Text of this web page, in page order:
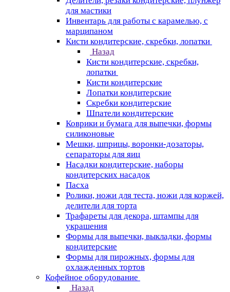
для мастики
Инвентарь для работы с карамелью, с
марципаном
Кисти кондитерские, скребки, лопатки
Назад
Кисти кондитерские, скребки,
лопатки
Кисти кондитерские
Лопатки кондитерские
Скребки кондитерские
Шпатели кондитерские
Коврики и бумага для выпечки, формы
силиконовые
Мешки, шприцы, воронки-дозаторы,
сепараторы для яиц
Насадки кондитерские, наборы
кондитерских насадок
Пасха
Ролики, ножи для теста, ножи для коржей,
делители для торта
Трафареты для декора, штампы для
украшения
Формы для выпечки, выкладки, формы
кондитерские
Формы для пирожных, формы для
охлажденных тортов
Кофейное оборудование
Назад